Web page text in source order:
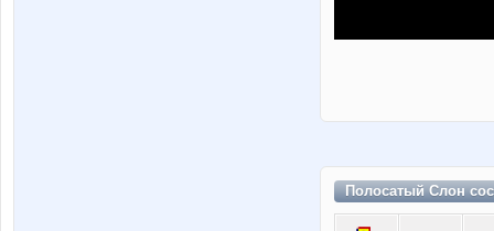
Полосатый Слон